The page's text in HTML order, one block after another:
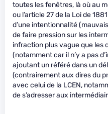
toutes les fenêtres, là où au
ou l’article 27 de la Loi de
d’une intentionnalité
de faire pression sur les
infraction plus vague que les
(notamment car il n’y a pas
ajoutant un référé dans un
(contrairement aux dires du
avec celui de la LCEN,
de s’adresser aux